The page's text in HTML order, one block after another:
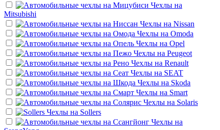
Чехлы на
Mitsubishi
Чехлы на Nissan
Чехлы на Omoda
Чехлы на Opel
Чехлы на Peugeot
Чехлы на Renault
Чехлы на SEAT
Чехлы на Skoda
Чехлы на Smart
Чехлы на Solaris
Чехлы на Sollers
Чехлы на